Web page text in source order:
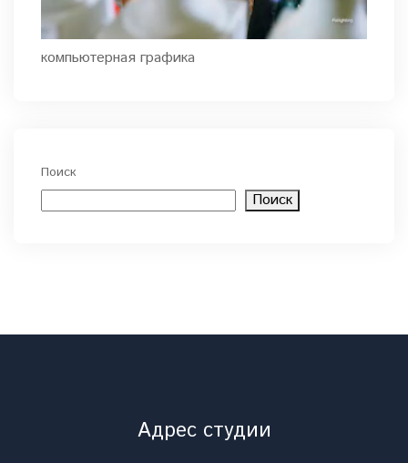
компьютерная графика
Поиск
Поиск
Адрес студии